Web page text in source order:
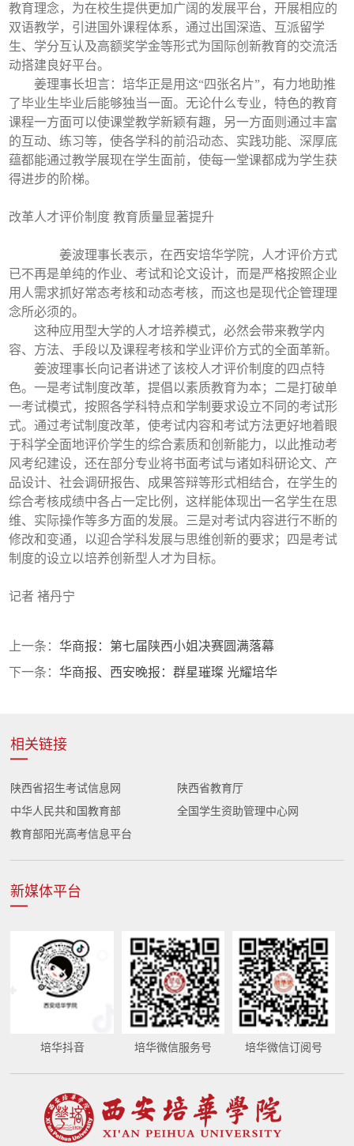
教育理念，为在校生提供更加广阔的发展平台，开展相应的
双语教学，引进国外课程体系，通过出国深造、互派留学
生、学分互认及高额奖学金等形式为国际创新教育的交流活
动搭建良好平台。
姜理事长坦言：培华正是用这“四张名片”，有力地助推
了毕业生毕业后能够独当一面。无论什么专业，特色的教育
课程一方面可以使课堂教学新颖有趣，另一方面则通过丰富
的互动、练习等，使各学科的前沿动态、实践功能、深厚底
蕴都能通过教学展现在学生面前，使每一堂课都成为学生获
得进步的阶梯。
改革人才评价制度 教育质量显著提升
姜波理事长表示，在西安培华学院，人才评价方式
已不再是单纯的作业、考试和论文设计，而是严格按照企业
用人需求抓好常态考核和动态考核，而这也是现代企管理理
念所必须的。
这种应用型大学的人才培养模式，必然会带来教学内
容、方法、手段以及课程考核和学业评价方式的全面革新。
姜波理事长向记者讲述了该校人才评价制度的四点特
色。一是考试制度改革，提倡以素质教育为本；二是打破单
一考试模式，按照各学科特点和学制要求设立不同的考试形
式。通过考试制度改革，使考试内容和考试方法更好地着眼
于科学全面地评价学生的综合素质和创新能力，以此推动考
风考纪建设，还在部分专业将书面考试与诸如科研论文、产
品设计、社会调研报告、成果答辩等形式相结合，在学生的
综合考核成绩中各占一定比例，这样能体现出一名学生在思
维、实际操作等多方面的发展。三是对考试内容进行不断的
修改和变通，以迎合学科发展与思维创新的要求；四是考试
制度的设立以培养创新型人才为目标。
记者 褚丹宁
上一条：华商报：第七届陕西小姐决赛圆满落幕
下一条：华商报、西安晚报：群星璀璨 光耀培华
相关链接
陕西省招生考试信息网
陕西省教育厅
中华人民共和国教育部
全国学生资助管理中心网
教育部阳光高考信息平台
新媒体平台
培华抖音 培华微信服务号 培华微信订阅号